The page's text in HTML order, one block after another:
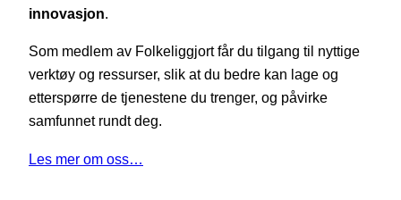
innovasjon.
Som medlem av Folkeliggjort får du tilgang til nyttige
verktøy og ressurser, slik at du bedre kan lage og
etterspørre de tjenestene du trenger, og påvirke
samfunnet rundt deg.
Les mer om oss…